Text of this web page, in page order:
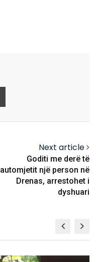
Next article
Goditi me derë të
automjetit një person në
Drenas, arrestohet i
dyshuari